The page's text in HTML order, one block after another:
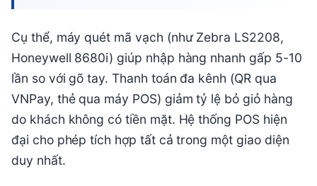
Cụ thể, máy quét mã vạch (như Zebra LS2208,
Honeywell 8680i) giúp nhập hàng nhanh gấp 5-10
lần so với gõ tay. Thanh toán đa kênh (QR qua
VNPay, thẻ qua máy POS) giảm tỷ lệ bỏ giỏ hàng
do khách không có tiền mặt. Hệ thống POS hiện
đại cho phép tích hợp tất cả trong một giao diện
duy nhất.